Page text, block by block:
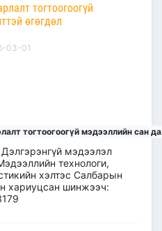
тогтоогоогүй
өгөгдөл
03-01
тогтоогоогүй мэдээллийн сан
мэдээлэл
технологи,
хэлтэс Салбарын
хариуцсан шинжээч: